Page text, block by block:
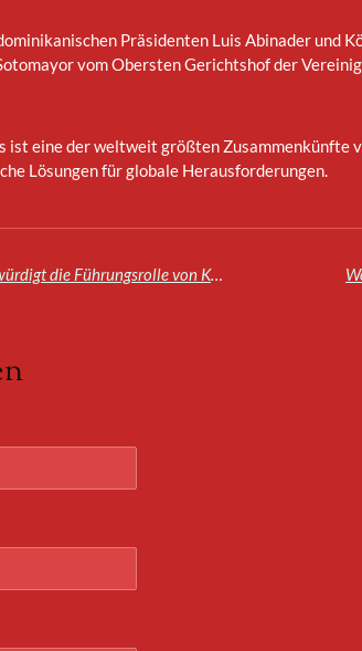
Präsidenten Luis Abinader und
vom Obersten Gerichtshof der
ist eine der weltweit größten Zusammenkünfte
Lösungen für globale Herausforderungen.
Die Konföderation der Sahelstaaten (AES) würdigt die Führungsrolle von König Mohammed VI. in der konstruktiven Zusammenarbeit in Afrika